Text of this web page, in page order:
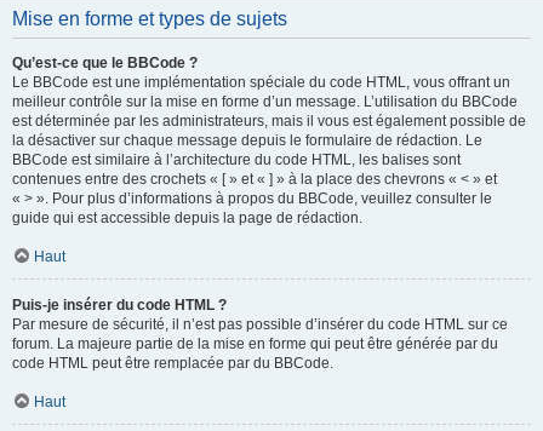
Mise en forme et types de sujets
Qu’est-ce que le BBCode ?
Le BBCode est une implémentation spéciale du code HTML, vous offrant un
meilleur contrôle sur la mise en forme d’un message. L’utilisation du BBCode
est déterminée par les administrateurs, mais il vous est également possible de
la désactiver sur chaque message depuis le formulaire de rédaction. Le
BBCode est similaire à l’architecture du code HTML, les balises sont
contenues entre des crochets « [ » et « ] » à la place des chevrons « < » et
« > ». Pour plus d’informations à propos du BBCode, veuillez consulter le
guide qui est accessible depuis la page de rédaction.
Haut
Puis-je insérer du code HTML ?
Par mesure de sécurité, il n’est pas possible d’insérer du code HTML sur ce
forum. La majeure partie de la mise en forme qui peut être générée par du
code HTML peut être remplacée par du BBCode.
Haut